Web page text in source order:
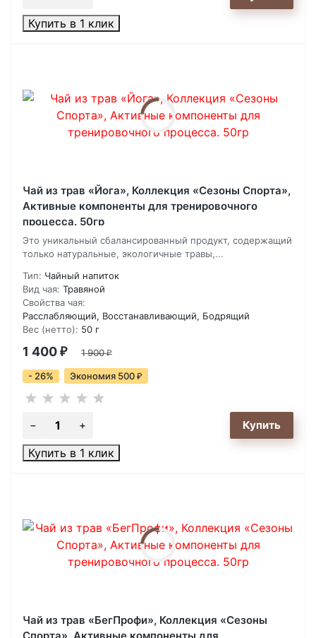
Купить в 1 клик
Чай из трав «Йога», Коллекция «Сезоны Спорта»,
Активные компоненты для тренировочного
процесса. 50гр
Это уникальный сбалансированный продукт, содержащий
только натуральные, экологичные травы,...
Тип: Чайный напиток
Вид чая: Травяной
Свойства чая:
Расслабляющий, Восстанавливающий, Бодрящий
Вес (нетто): 50 г
1 400 ₽ 1 900₽
- 26% Экономия 500 ₽
Купить в 1 клик
Чай из трав «БегПрофи», Коллекция «Сезоны